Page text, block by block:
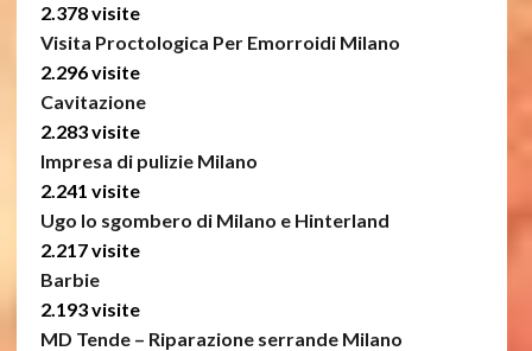
2.378 visite
Visita Proctologica Per Emorroidi Milano
2.296 visite
Cavitazione
2.283 visite
Impresa di pulizie Milano
2.241 visite
Ugo lo sgombero di Milano e Hinterland
2.217 visite
Barbie
2.193 visite
MD Tende – Riparazione serrande Milano